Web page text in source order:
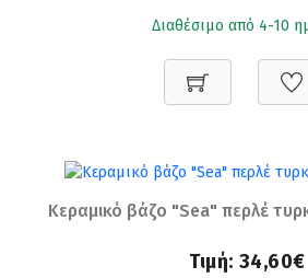
Διαθέσιμο από 4-10
Κεραμικό βάζο "Sea" περλέ
Τιμή: 34,60€